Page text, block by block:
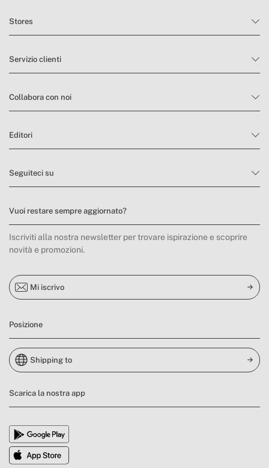
Stores
Servizio clienti
Collabora con noi
Editori
Seguiteci su
Vuoi restare sempre aggiornato?
Iscriviti alla nostra newsletter per trovare ispirazione e scoprire
novità e promozioni.
Mi iscrivo
Posizione
Shipping to
Scarica la nostra app